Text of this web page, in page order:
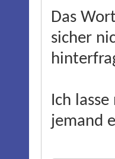
Das
sicher
Ich
jemand